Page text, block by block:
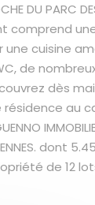
DU PARC
comprend
une cuisine
de
dès
au
RENNES. dont
de 12